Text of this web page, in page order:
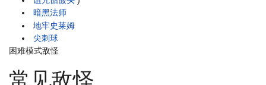
暗黑法师
地牢史莱姆
尖刺球
困难模式敌怪